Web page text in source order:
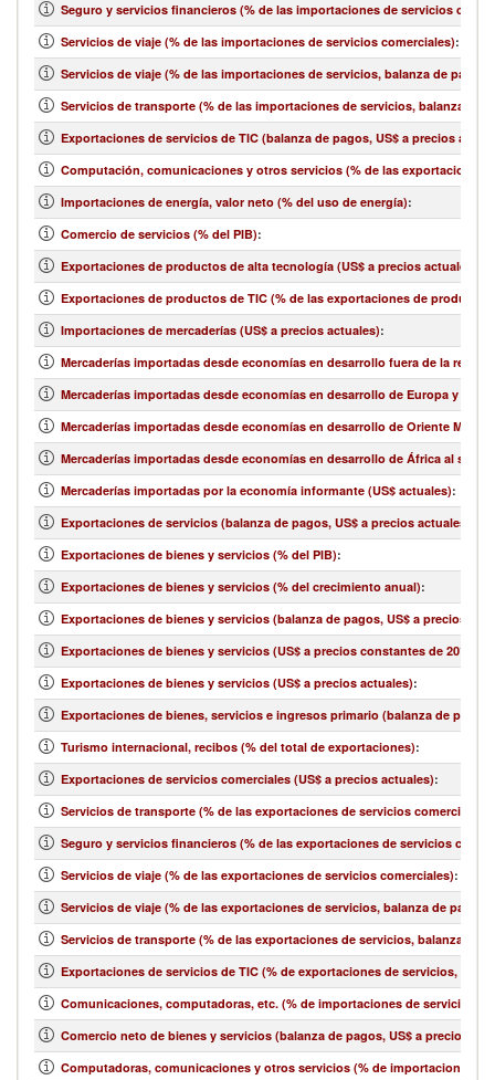
Seguro y servicios financieros (% de las importaciones de servicios
Servicios de viaje (% de las importaciones de servicios comerciales):
Servicios de viaje (% de las importaciones de servicios, balanza de pagos)
Servicios de transporte (% de las importaciones de servicios, balanza de
Exportaciones de servicios de TIC (balanza de pagos, US$ a precios
Computación, comunicaciones y otros servicios (% de las exportaciones
Importaciones de energía, valor neto (% del uso de energía):
Comercio de servicios (% del PIB):
Exportaciones de productos de alta tecnología (US$ a precios actuales)
Exportaciones de productos de TIC (% de las exportaciones de productos)
Importaciones de mercaderías (US$ a precios actuales):
Mercaderías importadas desde economías en desarrollo fuera de la
Mercaderías importadas desde economías en desarrollo de Europa y
Mercaderías importadas desde economías en desarrollo de Oriente
Mercaderías importadas desde economías en desarrollo de África al sur
Mercaderías importadas por la economía informante (US$ actuales):
Exportaciones de servicios (balanza de pagos, US$ a precios actuales)
Exportaciones de bienes y servicios (% del PIB):
Exportaciones de bienes y servicios (% del crecimiento anual):
Exportaciones de bienes y servicios (balanza de pagos, US$ a precios
Exportaciones de bienes y servicios (US$ a precios constantes de 2010)
Exportaciones de bienes y servicios (US$ a precios actuales):
Exportaciones de bienes, servicios e ingresos primario (balanza de
Turismo internacional, recibos (% del total de exportaciones):
Exportaciones de servicios comerciales (US$ a precios actuales):
Servicios de transporte (% de las exportaciones de servicios comerciales)
Seguro y servicios financieros (% de las exportaciones de servicios
Servicios de viaje (% de las exportaciones de servicios comerciales):
Servicios de viaje (% de las exportaciones de servicios, balanza de pagos)
Servicios de transporte (% de las exportaciones de servicios, balanza de
Exportaciones de servicios de TIC (% de exportaciones de servicios,
Comunicaciones, computadoras, etc. (% de importaciones de servicios,
Comercio neto de bienes y servicios (balanza de pagos, US$ a precios
Computadoras, comunicaciones y otros servicios (% de importaciones